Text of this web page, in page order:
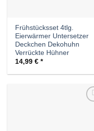
Frühstücksset 4tlg.
Eierwärmer Untersetzer
Deckchen Dekohuhn
Verrückte Hühner
14,99€